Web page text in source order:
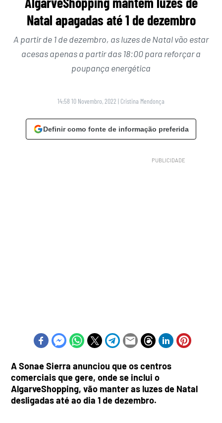
Natal apagadas até 1 de dezembro
A partir de 1 de dezembro, as luzes de Natal vão estar
acesas apenas a partir das 18:00 para reforçar a
poupança energética
14:58 10 Novembro, 2022 | Cristina Mendonça
Definir como fonte de informação preferida
A Sonae Sierra anunciou que os centros
comerciais que gere, onde se inclui o
AlgarveShopping, vão manter as luzes de Natal
desligadas até ao dia 1 de dezembro.